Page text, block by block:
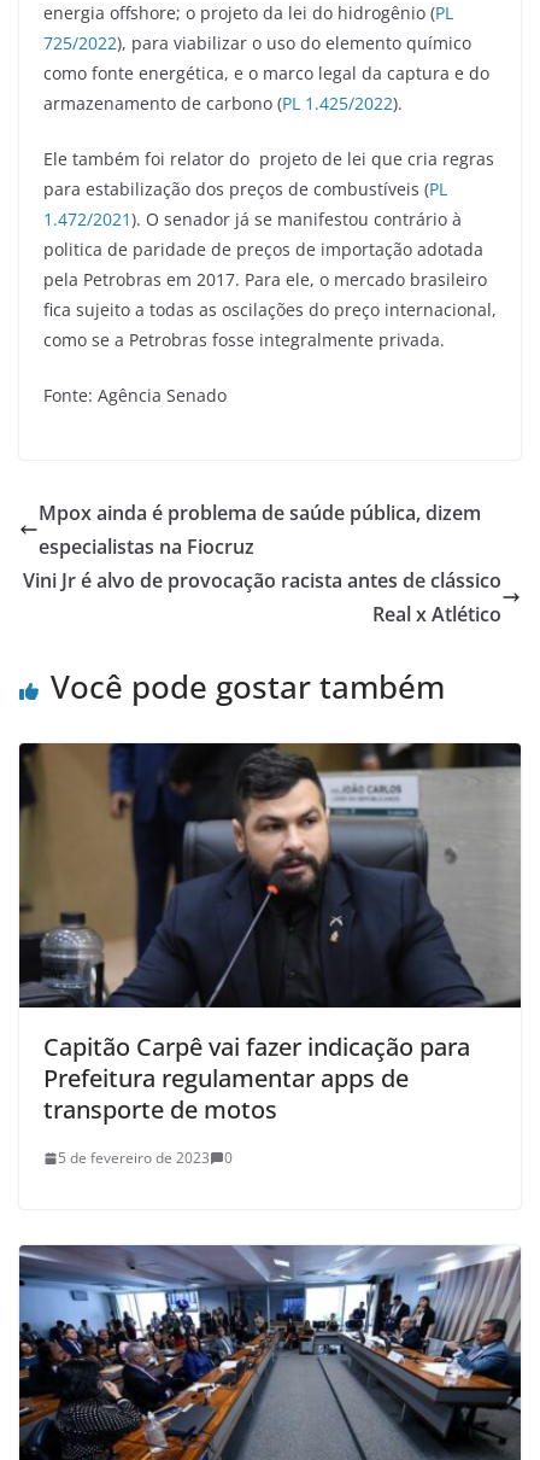
energia offshore; o projeto da lei do hidrogênio (PL
725/2022), para viabilizar o uso do elemento químico
como fonte energética, e o marco legal da captura e do
armazenamento de carbono (PL 1.425/2022).
Ele também foi relator do projeto de lei que cria regras
para estabilização dos preços de combustíveis (PL
1.472/2021). O senador já se manifestou contrário à
politica de paridade de preços de importação adotada
pela Petrobras em 2017. Para ele, o mercado brasileiro
fica sujeito a todas as oscilações do preço internacional,
como se a Petrobras fosse integralmente privada.
Fonte: Agência Senado
Mpox ainda é problema de saúde pública, dizem
especialistas na Fiocruz
Vini Jr é alvo de provocação racista antes de clássico
Real x Atlético
Você pode gostar também
Capitão Carpê vai fazer indicação para
Prefeitura regulamentar apps de
transporte de motos
5 de fevereiro de 2023 0